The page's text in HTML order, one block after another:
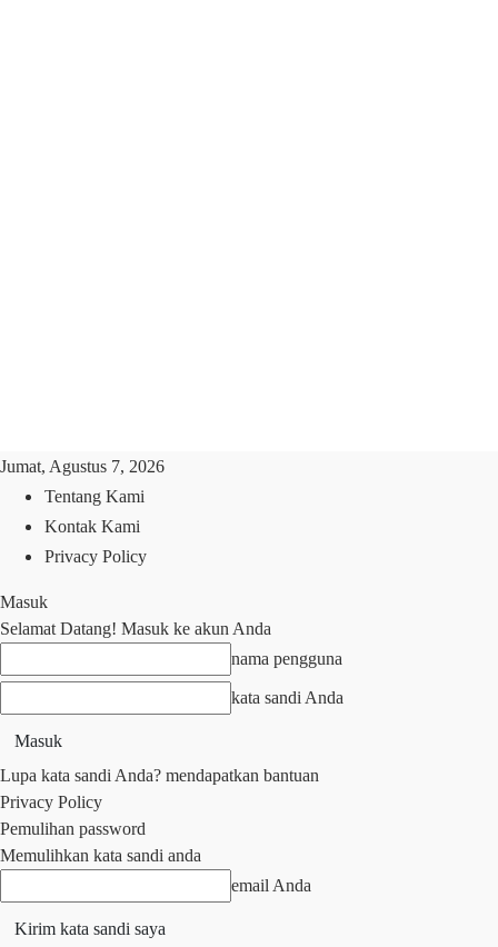
Jumat, Agustus 7, 2026
Tentang Kami
Kontak Kami
Privacy Policy
Masuk
Selamat Datang! Masuk ke akun Anda
nama pengguna
kata sandi Anda
Lupa kata sandi Anda? mendapatkan bantuan
Privacy Policy
Pemulihan password
Memulihkan kata sandi anda
email Anda